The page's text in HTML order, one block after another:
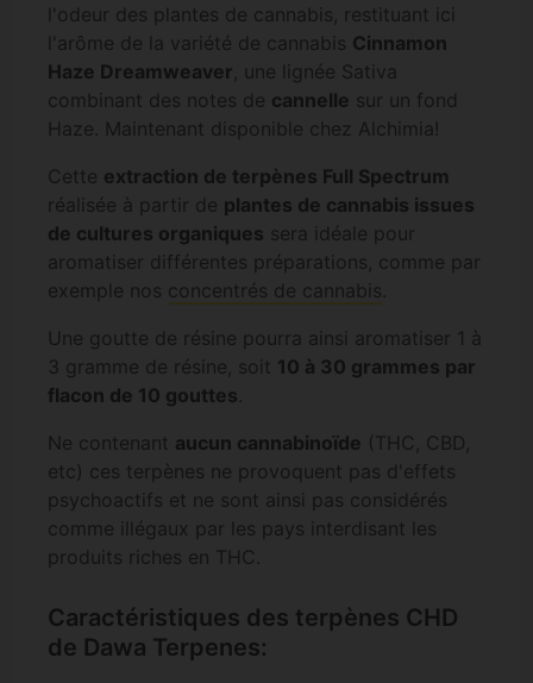
l'odeur des plantes de cannabis, restituant ici
l'arôme de la variété de cannabis Cinnamon
Haze Dreamweaver, une lignée Sativa
combinant des notes de cannelle sur un fond
Haze. Maintenant disponible chez Alchimia!
Cette extraction de terpènes Full Spectrum
réalisée à partir de plantes de cannabis issues
de cultures organiques sera idéale pour
aromatiser différentes préparations, comme par
exemple nos concentrés de cannabis.
Une goutte de résine pourra ainsi aromatiser 1 à
3 gramme de résine, soit 10 à 30 grammes par
flacon de 10 gouttes.
Ne contenant aucun cannabinoïde (THC, CBD,
etc) ces terpènes ne provoquent pas d'effets
psychoactifs et ne sont ainsi pas considérés
comme illégaux par les pays interdisant les
produits riches en THC.
Caractéristiques des terpènes CHD
de Dawa Terpenes: